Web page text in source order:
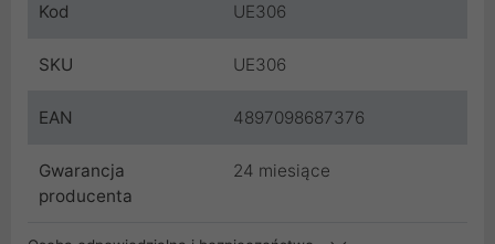
Kod UE306
SKU UE306
EAN 4897098687376
Gwarancja
producenta
24 miesiące